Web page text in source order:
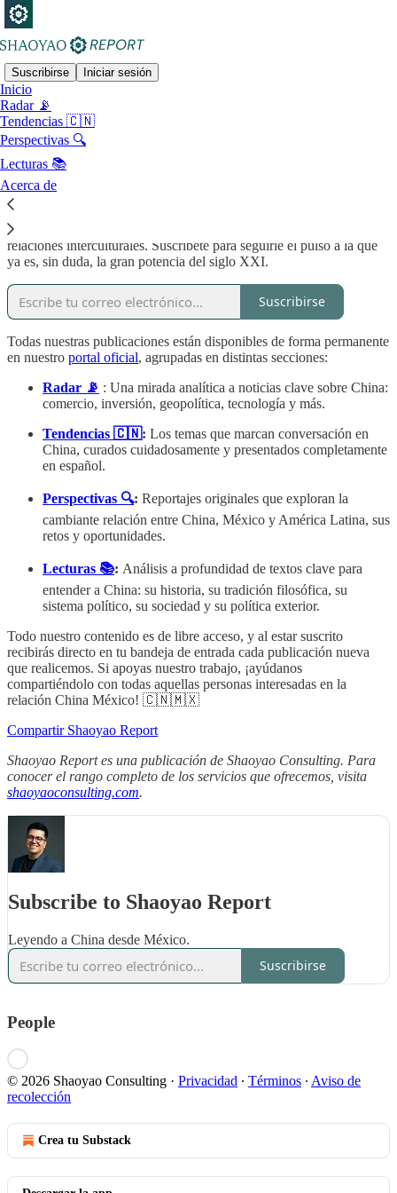
Suscribirse Iniciar sesión
Inicio
Radar 📡
Tendencias 🇨🇳
Perspectivas 🔍
Lecturas 📚
Acerca de
Leer a China desde México
Shaoyao Report es una brújula para entender el cambiante escenario
chino desde México. Aquí encontrarás análisis, herramientas y
perspectivas prácticas sobre política, negocios, tendencias, y
relaciones interculturales. Suscríbete para seguirle el pulso a la que
ya es, sin duda, la gran potencia del siglo XXI.
Suscribirse
Todas nuestras publicaciones están disponibles de forma permanente
en nuestro portal oficial, agrupadas en distintas secciones:
Radar 📡 : Una mirada analítica a noticias clave sobre China:
comercio, inversión, geopolítica, tecnología y más.
Tendencias 🇨🇳: Los temas que marcan conversación en
China, curados cuidadosamente y presentados completamente
en español.
Perspectivas 🔍: Reportajes originales que exploran la
cambiante relación entre China, México y América Latina, sus
retos y oportunidades.
Lecturas 📚: Análisis a profundidad de textos clave para
entender a China: su historia, su tradición filosófica, su
sistema político, su sociedad y su política exterior.
Todo nuestro contenido es de libre acceso, y al estar suscrito
recibirás directo en tu bandeja de entrada cada publicación nueva
que realicemos. Si apoyas nuestro trabajo, ¡ayúdanos
compartiéndolo con todas aquellas personas interesadas en la
relación China México! 🇨🇳🇲🇽
Compartir Shaoyao Report
Shaoyao Report es una publicación de Shaoyao Consulting. Para
conocer el rango completo de los servicios que ofrecemos, visita
shaoyaoconsulting.com.
Subscribe to Shaoyao Report
Leyendo a China desde México.
Suscribirse
People
© 2026 Shaoyao Consulting · Privacidad ∙ Términos ∙ Aviso de
recolección
Crea tu Substack